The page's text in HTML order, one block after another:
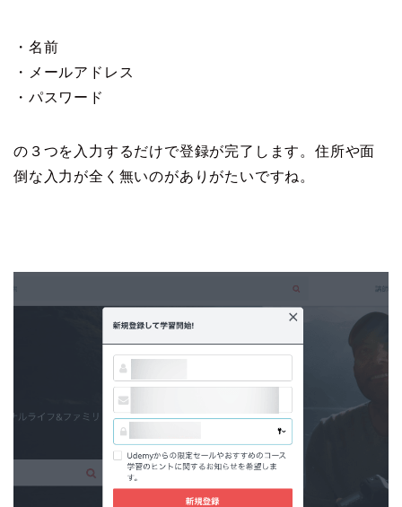
・名前
・メールアドレス
・パスワード
の３つを入力するだけで登録が完了します。住所や面
倒な入力が全く無いのがありがたいですね。